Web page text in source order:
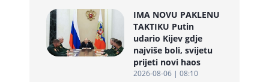
IMA NOVU PAKLENU
TAKTIKU Putin
udario Kijev gdje
najviše boli, svijetu
prijeti novi haos
2026-08-06 | 08:10